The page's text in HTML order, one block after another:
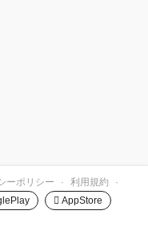
ーポリシー · 利用規約
·
 AppStore